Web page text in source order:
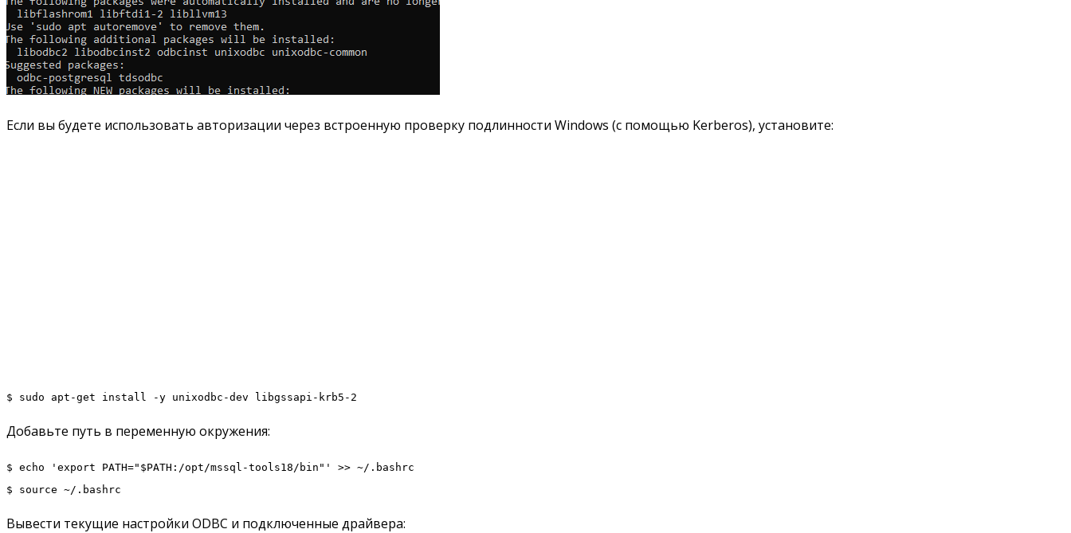
Если вы будете использовать авторизации через встроенную проверку подлинности Windows (с помощью Kerberos), установите:
$ sudo apt-get install -y unixodbc-dev libgssapi-krb5-2
Добавьте путь в переменную окружения:
$ echo 'export PATH="$PATH:/opt/mssql-tools18/bin"' >> ~/.bashrc
$ source ~/.bashrc
Вывести текущие настройки ODBC и подключенные драйвера: